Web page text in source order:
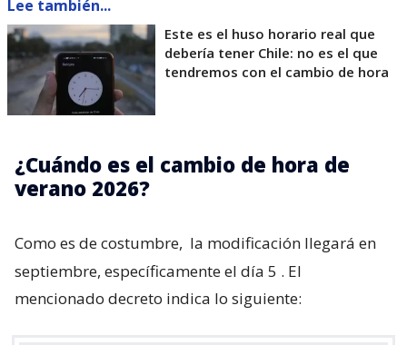
Lee también...
Este es el huso horario real que
debería tener Chile: no es el que
tendremos con el cambio de hora
¿Cuándo es el cambio de hora de
verano 2026?
Como es de costumbre, la modificación llegará en
septiembre, específicamente el día 5 . El
mencionado decreto indica lo siguiente: